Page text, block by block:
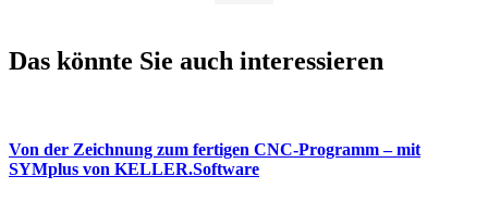
Das könnte Sie auch interessieren
Von der Zeichnung zum fertigen CNC-Programm – mit
SYMplus von KELLER.Software